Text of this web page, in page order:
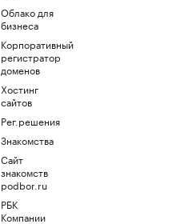
Облако для
бизнеса
Корпоративный
регистратор
доменов
Хостинг
сайтов
Рег.решения
Знакомства
Сайт
знакомств
podbor.ru
РБК
Компании